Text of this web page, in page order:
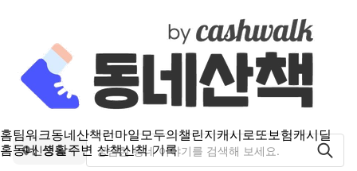
홈팀워크동네산책런마일모두의챌린지캐시로또보험캐시딜
홈동네 생활주변 산책산책 기록
신중동